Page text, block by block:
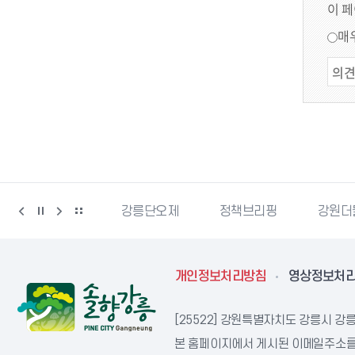
이
매
강릉단오제 정책브리핑 강원더몰 강
개인정보처리방침 영상정보처
[25522] 강원특별자치도 강릉시 강
본 홈페이지에서 게시된 이메일주소